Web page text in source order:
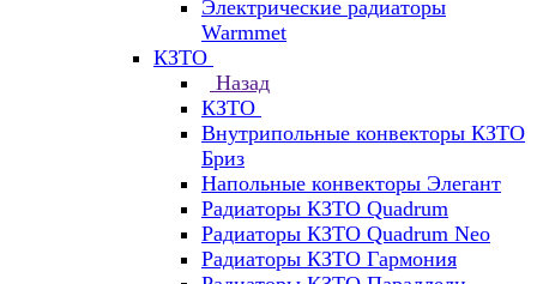
Электрические радиаторы
Warmmet
КЗТО
Назад
КЗТО
Внутрипольные конвекторы КЗТО
Бриз
Напольные конвекторы Элегант
Радиаторы КЗТО Quadrum
Радиаторы КЗТО Quadrum Neo
Радиаторы КЗТО Гармония